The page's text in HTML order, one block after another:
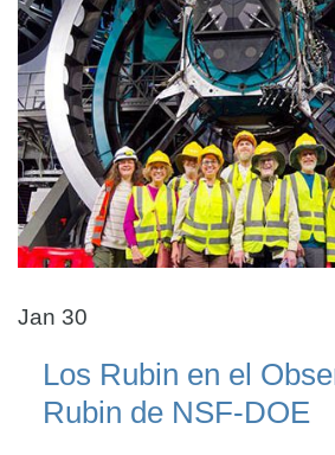
Jan 30
Los Rubin en el
Rubin de NSF-DOE